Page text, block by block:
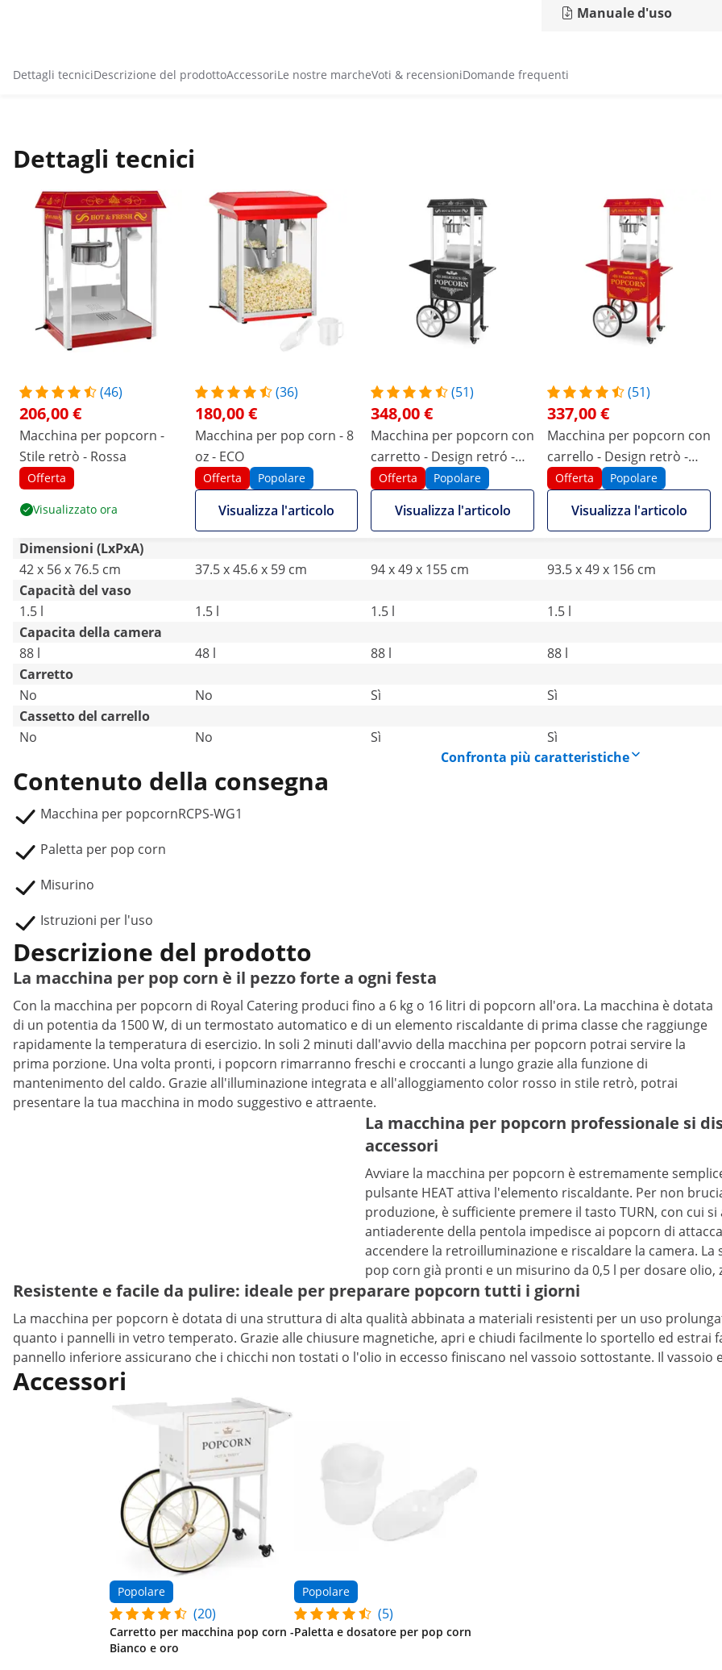
Manuale d'uso
Dettagli tecniciDescrizione del prodottoAccessoriLe nostre marcheVoti & recensioniDomande frequenti
Dettagli tecnici
(46)
206,00 €
Macchina per popcorn -
Stile retrò - Rossa
Offerta
Visualizzato ora
(36)
180,00 €
Macchina per pop corn - 8
oz - ECO
Offerta Popolare
Visualizza l'articolo
(51)
348,00 €
Macchina per popcorn con
carretto - Design retró -
Nera - Royal Catering
Offerta Popolare
Visualizza l'articolo
(51)
337,00 €
Macchina per popcorn con
carrello - Design retrò -
Rossa
Offerta Popolare
Visualizza l'articolo
Dimensioni (LxPxA)
42 x 56 x 76.5 cm
37.5 x 45.6 x 59 cm 94 x 49 x 155 cm 93.5 x 49 x 156 cm
Capacità del vaso
1.5 l
1.5 l 1.5 l 1.5 l
Capacita della camera
88 l
48 l 88 l 88 l
Carretto
No
No Sì Sì
Cassetto del carrello
No
No Sì Sì
Confronta più caratteristiche
Contenuto della consegna
Macchina per popcornRCPS-WG1
Paletta per pop corn
Misurino
Istruzioni per l'uso
Descrizione del prodotto
La macchina per pop corn è il pezzo forte a ogni festa
Con la macchina per popcorn di Royal Catering produci fino a 6 kg o 16 litri di popcorn all'ora. La macchina è dotata
di un potentia da 1500 W, di un termostato automatico e di un elemento riscaldante di prima classe che raggiunge
rapidamente la temperatura di esercizio. In soli 2 minuti dall'avvio della macchina per popcorn potrai servire la
prima porzione. Una volta pronti, i popcorn rimarranno freschi e croccanti a lungo grazie alla funzione di
mantenimento del caldo. Grazie all'illuminazione integrata e all'alloggiamento color rosso in stile retrò, potrai
presentare la tua macchina in modo suggestivo e attraente.
La macchina per popcorn professionale si
accessori
Avviare la macchina per popcorn è estremamente
pulsante HEAT attiva l'elemento riscaldante. Per non
produzione, è sufficiente premere il tasto TURN, con cui
antiaderente della pentola impedisce ai popcorn di
accendere la retroilluminazione e riscaldare la camera.
pop corn già pronti e un misurino da 0,5 l per dosare olio,
Resistente e facile da pulire: ideale per preparare popcorn tutti i giorni
La macchina per popcorn è dotata di una struttura di alta qualità abbinata a materiali resistenti per un uso
quanto i pannelli in vetro temperato. Grazie alle chiusure magnetiche, apri e chiudi facilmente lo sportello ed
pannello inferiore assicurano che i chicchi non tostati o l'olio in eccesso finiscano nel vassoio sottostante. Il
Accessori
Popolare
(20)
Carretto per macchina pop corn -
Bianco e oro
Popolare
(5)
Paletta e dosatore per pop corn